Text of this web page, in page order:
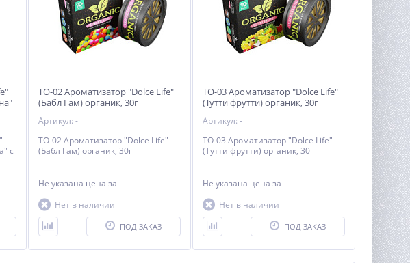
с
TO-02 Ароматизатор "Dolce Life"
(Бабл Гам) органик, 30г
Артикул: -
TO-02 Ароматизатор "Dolce Life"
(Бабл Гам) органик, 30г
Не указана цена за
Нет в наличии
ПОД ЗАКАЗ
TO-03 Ароматизатор "Dolce Life"
(Тутти фрутти) органик, 30г
Артикул: -
TO-03 Ароматизатор "Dolce Life"
(Тутти фрутти) органик, 30г
Не указана цена за
Нет в наличии
ПОД ЗАКАЗ